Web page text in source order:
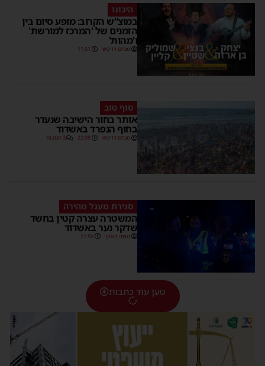
היכונו
במוצ”ש הקרוב: מופע סיום בין
הזמנים של 'המרכז למורשת'
ו'מהות'
מנחם דויטש 11:01
סוף טוב
אותר בחור הישיבה שנעדר
בחוף הנפרד באשדוד
מנחם דויטש 22:08 3 תגובות
סגירת מעגל מהירה
המשטרה עצרה קטין בחשד
שדקר נער באשדוד
משה קאהן 21:59
טען עוד כתבות